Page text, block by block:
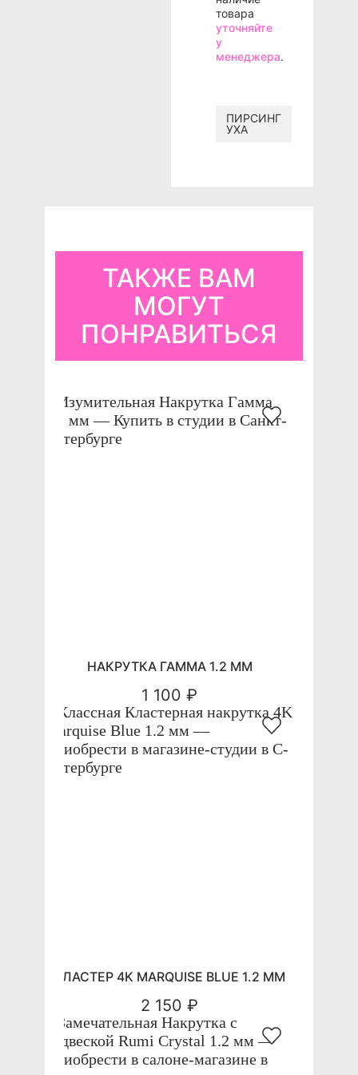
товара
уточняйте
у
менеджера.
ПИРСИНГ
УХА
ТАКЖЕ ВАМ
МОГУТ
ПОНРАВИТЬСЯ
НАКРУТКА ГАММА 1.2 ММ
1 100 ₽
КЛАСТЕР 4K MARQUISE BLUE 1.2 ММ
2 150 ₽